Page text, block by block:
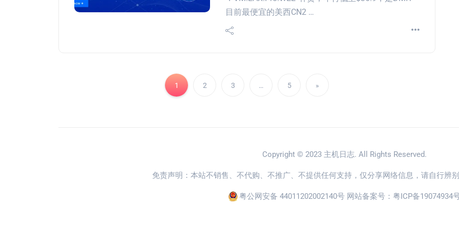
目前最便宜的美西CN2 …
1 2 3 … 5 »
Copyright © 2023 主机日志. All Rights Reserved.
免责声明：本站不销售、不代购、不推广、不提供任何支持，仅分享网络信息，请自行辨
粤公网安备 44011202002140号 网站备案号： 粤ICP备19074934